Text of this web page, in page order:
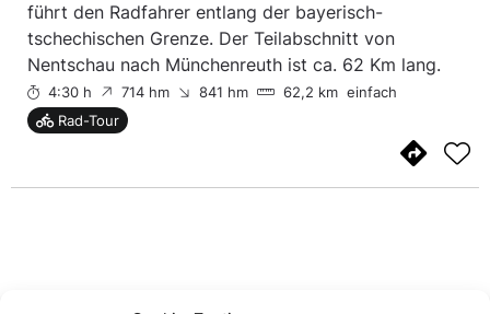
führt den Radfahrer entlang der bayerisch-
tschechischen Grenze. Der Teilabschnitt von
Nentschau nach Münchenreuth ist ca. 62 Km lang.
4:30 h 714 hm 841 hm 62,2 km einfach
Rad-Tour